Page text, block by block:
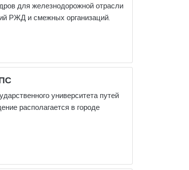
для железнодорожной отрасли
РЖД и смежных организаций.
университета путей
располагается в городе